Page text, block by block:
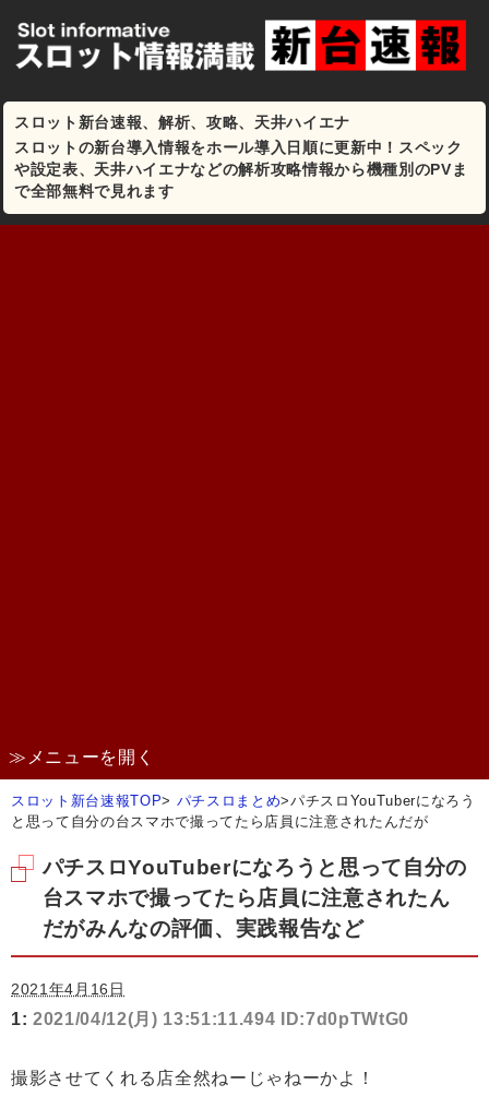
スロット新台速報、解析、攻略、天井ハイエナ
スロットの新台導入情報をホール導入日順に更新中！スペック
や設定表、天井ハイエナなどの解析攻略情報から機種別のPVま
で全部無料で見れます
≫メニューを開く
スロット新台速報TOP> パチスロまとめ>パチスロYouTuberになろう
と思って自分の台スマホで撮ってたら店員に注意されたんだが
パチスロYouTuberになろうと思って自分の
台スマホで撮ってたら店員に注意されたん
だがみんなの評価、実践報告など
2021年4月16日
1: 2021/04/12(月) 13:51:11.494 ID:7d0pTWtG0
撮影させてくれる店全然ねーじゃねーかよ！